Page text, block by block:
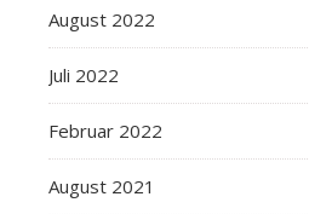
August 2022
Juli 2022
Februar 2022
August 2021